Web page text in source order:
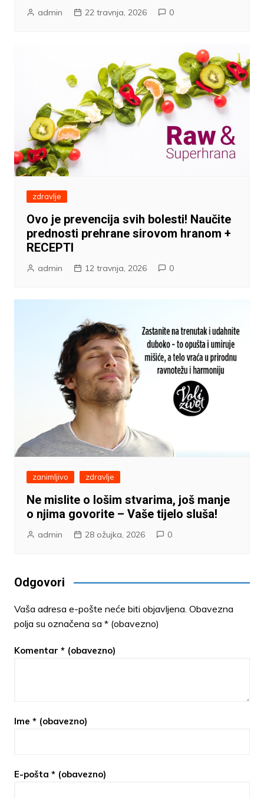
admin 22 travnja, 2026 0
zdravlje
Ovo je prevencija svih bolesti! Naučite
prednosti prehrane sirovom hranom +
RECEPTI
admin 12 travnja, 2026 0
zanimljivo zdravlje
Ne mislite o lošim stvarima, još manje
o njima govorite – Vaše tijelo sluša!
admin 28 ožujka, 2026 0
Odgovori
Vaša adresa e-pošte neće biti objavljena. Obavezna
polja su označena sa * (obavezno)
Komentar * (obavezno)
Ime * (obavezno)
E-pošta * (obavezno)